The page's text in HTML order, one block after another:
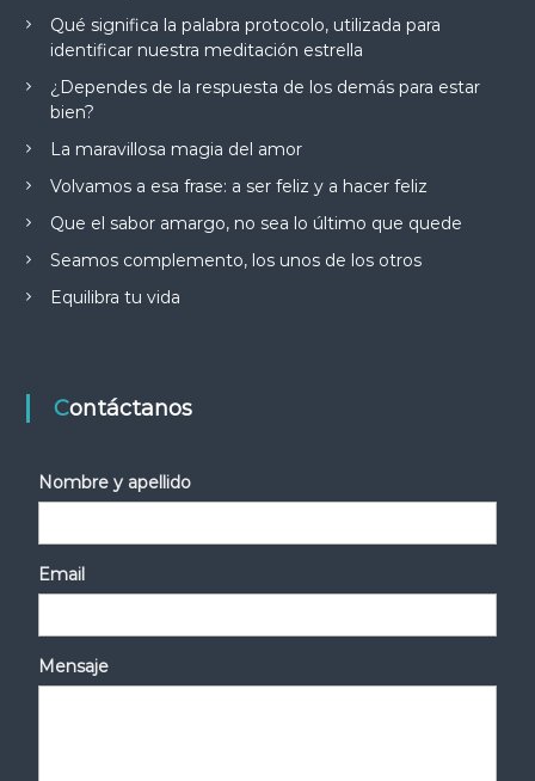
Qué significa la palabra protocolo, utilizada para
identificar nuestra meditación estrella
¿Dependes de la respuesta de los demás para estar
bien?
La maravillosa magia del amor
Volvamos a esa frase: a ser feliz y a hacer feliz
Que el sabor amargo, no sea lo último que quede
Seamos complemento, los unos de los otros
Equilibra tu vida
Contáctanos
Nombre y apellido
Email
Mensaje